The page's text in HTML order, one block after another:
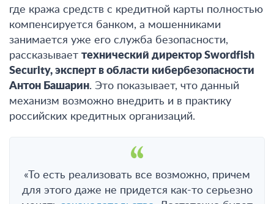
где кража средств с кредитной карты полностью
компенсируется банком, а мошенниками
занимается уже его служба безопасности,
рассказывает технический директор Swordfish
Security, эксперт в области кибербезопасности
Антон Башарин. Это показывает, что данный
механизм возможно внедрить и в практику
российских кредитных организаций.
«То есть реализовать все возможно, причем
для этого даже не придется как-то серьезно